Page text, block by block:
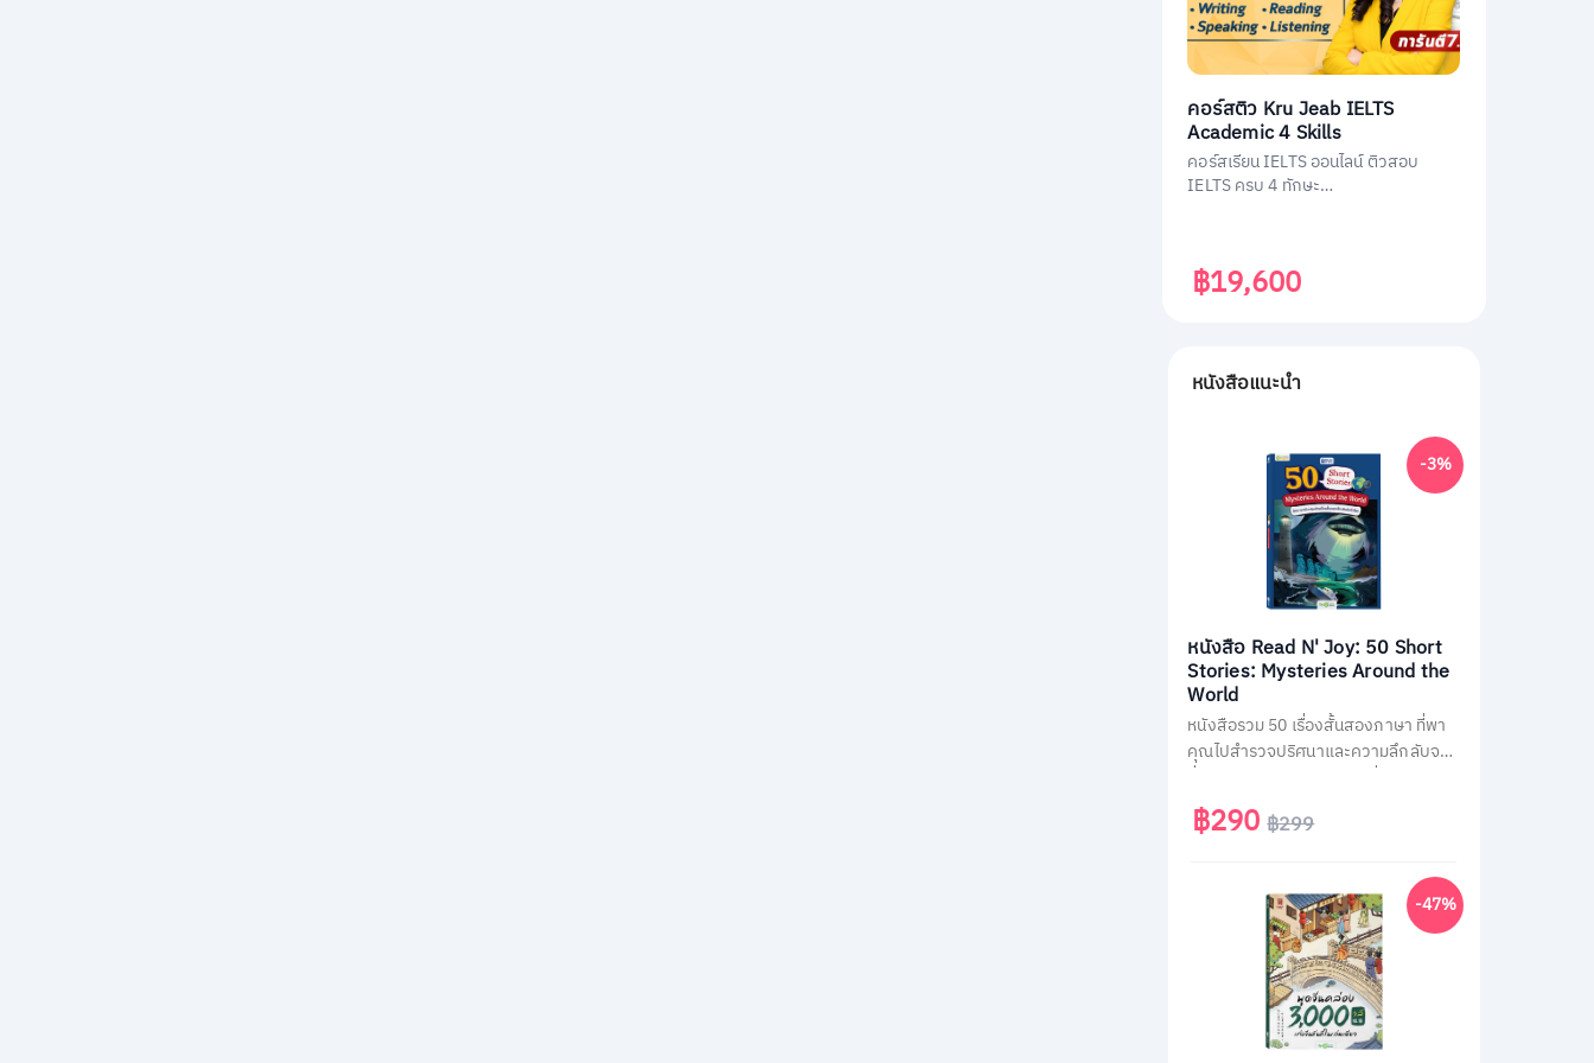
คอร์สติว Kru Jeab IELTS
Academic 4 Skills
คอร์สเรียน IELTS ออนไลน์ ติวสอบ
IELTS ครบ 4 ทักษะ
฿19,600
หนังสือแนะนำ
หนังสือ Read N' Joy: 50 Short
Stories: Mysteries Around the
World
หนังสือรวม 50 เรื่องสั้นสองภาษา ที่พา
คุณไปสำรวจปริศนาและความลึกลับจาก
และสามเหลี่ยมเบอร์มิวด้า อ่านง่าย จบใน
หน้าเดียว พร้อม QR Code ฟังเสียง
1,500 คำ ช่วยพัฒนาทักษะอ่าน-ฟัง
ภาษาอังกฤษได้อย่างสนุกสนาน เหมาะ
สำหรับผู้ที่ชอบเรื่องลึกลับและต้องการ
ฝึกภาษาในเวลาเดียวกัน
-3%
฿290฿299
-47%